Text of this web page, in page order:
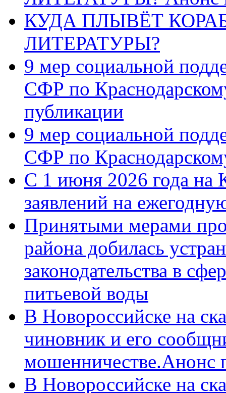
КУДА ПЛЫВЁТ
ЛИТЕРАТУРЫ?
9 мер социальной
СФР по
публикации
9 мер социальной
СФР по
С 1 июня 2026 года на
заявлений на
Принятыми мерами
района добилась
законодательства в
питьевой воды
В Новороссийске на
чиновник и его
мошенничестве.Анонс
В Новороссийске на